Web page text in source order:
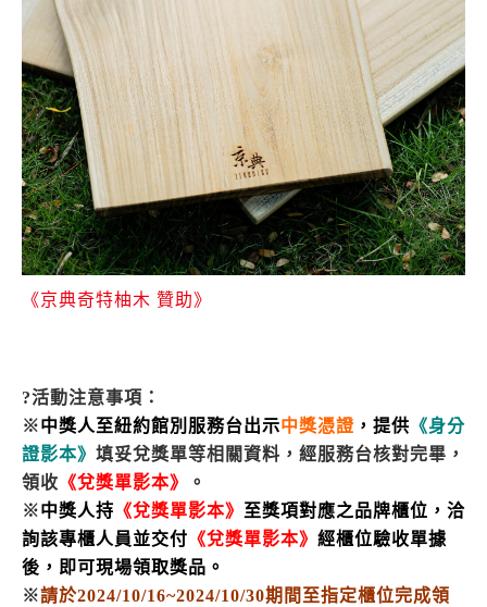
《京典奇特柚木 贊助》
?活動注意事項：
※中獎人至紐約館別服務台出示中獎憑證 ，提供 《身分
證影本》 填妥兌獎單等相關資料，經服務台核對完畢，
領收 《兌獎單影本》
。
※中獎人持 《兌獎單影本》 至獎項對應之品牌櫃位，洽
詢該專櫃人員並交付 《兌獎單影本》 經櫃位驗收單據
後，即可現場領取獎品。
※請於2024/10/16~2024/10/30期間至指定櫃位完成領